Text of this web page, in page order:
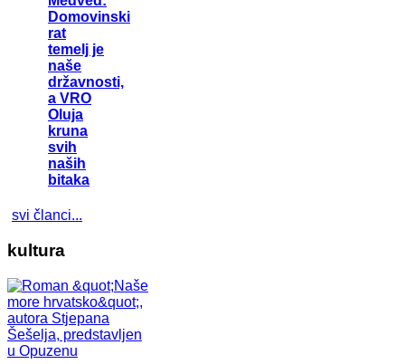
Domovinski
rat
temelj je
naše
državnosti,
a VRO
Oluja
kruna
svih
naših
bitaka
svi članci...
kultura